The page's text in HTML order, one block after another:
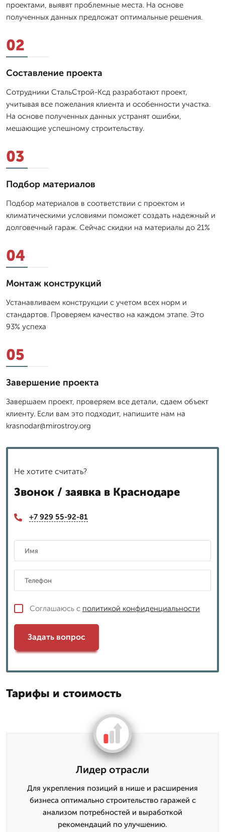
проектами, выявят проблемные места. На основе
полученных данных предложат оптимальные решения.
02
Составление проекта
Сотрудники СтальСтрой-Ксд разработают проект,
учитывая все пожелания клиента и особенности участка.
На основе полученных данных устранят ошибки,
мешающие успешному строительству.
03
Подбор материалов
Подбор материалов в соответствии с проектом и
климатическими условиями поможет создать надежный и
долговечный гараж. Сейчас скидки на материалы до 21%
04
Монтаж конструкций
Устанавливаем конструкции с учетом всех норм и
стандартов. Проверяем качество на каждом этапе. Это
93% успеха
05
Завершение проекта
Завершаем проект, проверяем все детали, сдаем объект
клиенту. Если вам это подходит, напишите нам на
krasnodar@mirostroy.org
Не хотите считать?
Звонок / заявка в Краснодаре
+7 929 55-92-81
Соглашаюсь с политикой конфиденциальности
Задать вопрос
Тарифы и стоимость
Лидер отрасли
Для укрепления позиций в нише и расширения
бизнеса оптимально строительство гаражей с
анализом потребностей и выработкой
рекомендаций по улучшению.